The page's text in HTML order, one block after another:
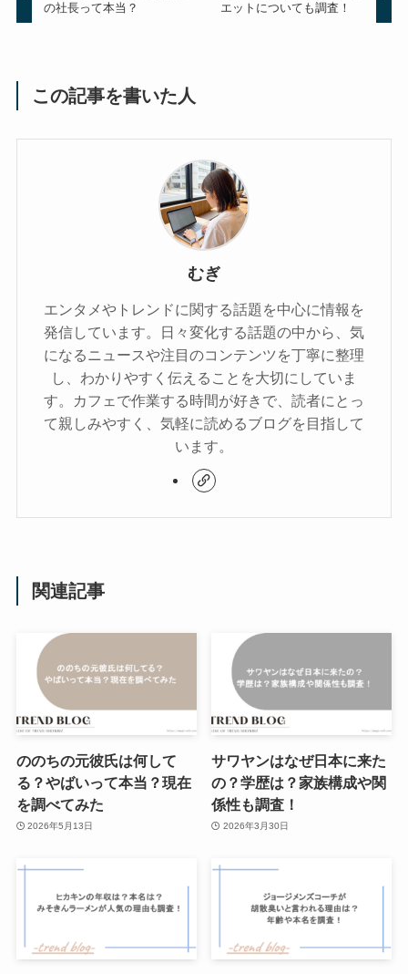
の社長って本当？
エットについても調査！
この記事を書いた人
むぎ
エンタメやトレンドに関する話題を中心に情報を
発信しています。日々変化する話題の中から、気
になるニュースや注目のコンテンツを丁寧に整理
し、わかりやすく伝えることを大切にしていま
す。カフェで作業する時間が好きで、読者にとっ
て親しみやすく、気軽に読めるブログを目指して
います。
関連記事
ののちの元彼氏は何して
る？やばいって本当？現在
を調べてみた
2026年5月13日
サワヤンはなぜ日本に来た
の？学歴は？家族構成や関
係性も調査！
2026年3月30日